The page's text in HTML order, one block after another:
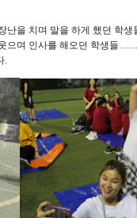
난을 치며 말을 하게 했던 학생
으며 인사를 해오던 학생들……
.